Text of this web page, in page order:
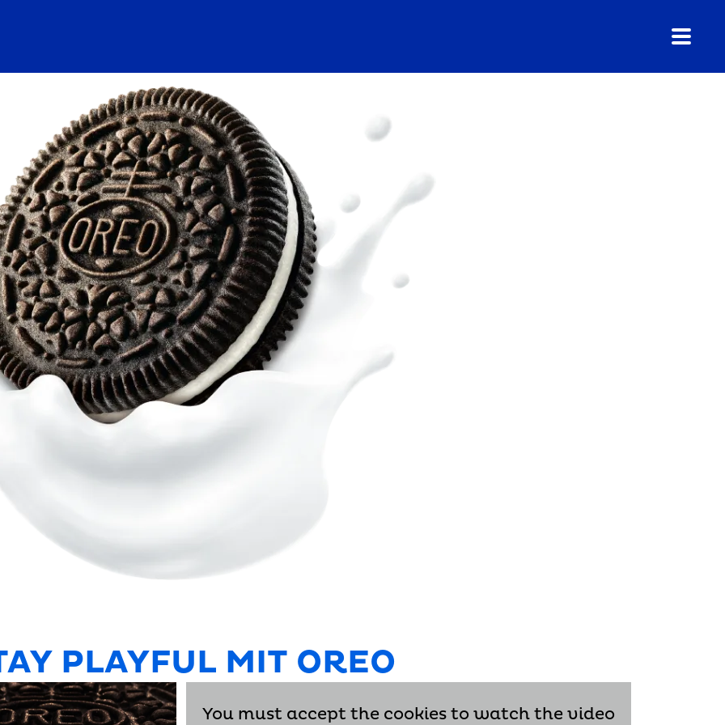
PLAYFUL MIT OREO
You must accept the cookies to watch the video